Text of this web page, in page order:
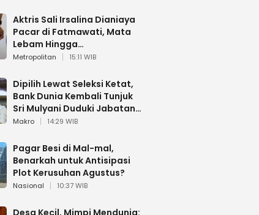
Aktris Sali Irsalina Dianiaya
Pacar di Fatmawati, Mata
Lebam Hingga
Diselamatkan Polantas
Metropolitan 15:11 WIB
Dipilih Lewat Seleksi Ketat,
Bank Dunia Kembali Tunjuk
Sri Mulyani Duduki Jabatan
Strategis
Makro 14:29 WIB
Pagar Besi di Mal-mal,
Benarkah untuk Antisipasi
Plot Kerusuhan Agustus?
Nasional 10:37 WIB
Desa Kecil, Mimpi Mendunia: